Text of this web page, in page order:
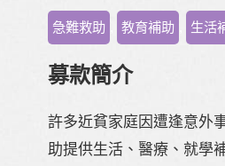
急難救助 教育補助 生活
募款簡介
許多近貧家庭因遭逢意外
助提供生活、醫療、就學